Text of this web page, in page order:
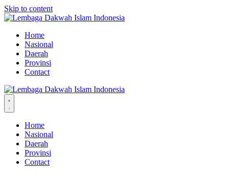
Skip to content
Home
Nasional
Daerah
Provinsi
Contact
Home
Nasional
Daerah
Provinsi
Contact